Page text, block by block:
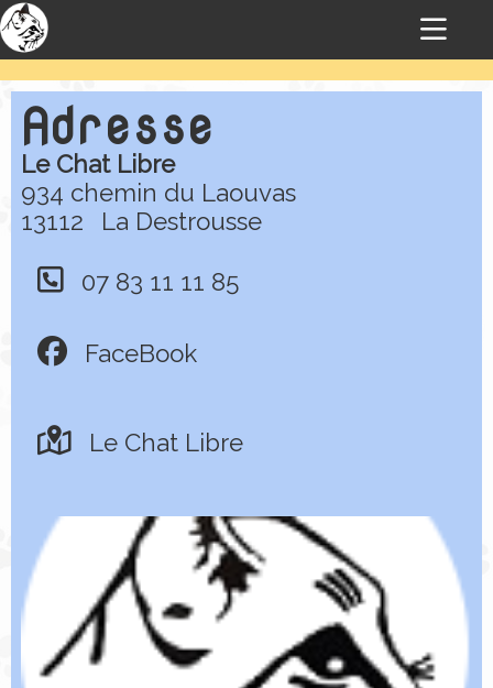
Adresse
Le Chat Libre
934 chemin du Laouvas
13112
La Destrousse
07 83 11 11 85
FaceBook
Le Chat Libre